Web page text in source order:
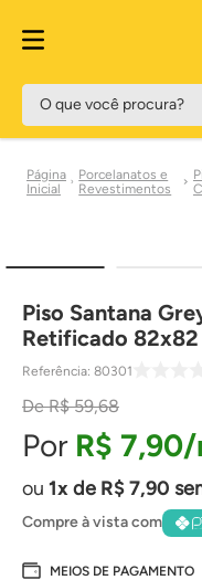
O que você procura?
Porcelanatos e
Revestimentos
Piso Santana
Retificado
Referência: 80301
R$ 59,68
R$ 7,90
1 de R$7,90
Compre à vista com
MEIOS DE PAGAMENTO